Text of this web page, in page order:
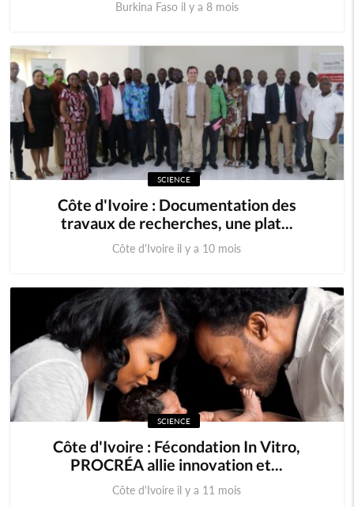
Burkina Faso il y a 8 mois
SCIENCE
Côte d'Ivoire : Documentation des
travaux de recherches, une plat...
Côte d'Ivoire il y a 10 mois
SCIENCE
Côte d'Ivoire : Fécondation In Vitro,
PROCRÉA allie innovation et...
Côte d'Ivoire il y a 11 mois